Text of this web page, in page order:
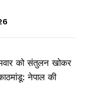
को संतुलन खोकर
नेपाल की